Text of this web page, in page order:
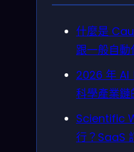
什麼是
跟一般自動
2026 年 AI
科學產業鏈
Scientific
行？SaaS